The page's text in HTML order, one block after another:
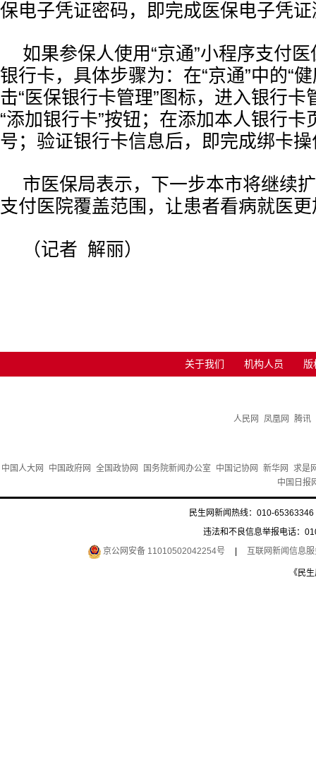
保电子凭证密码，即完成医保电子凭
如果参保人使用“京通”小程序支付
银行卡，具体步骤为：在“京通”中的“
击“医保银行卡管理”图标，进入银行卡
“添加银行卡”按钮；在添加本人银行卡
号；验证银行卡信息后，即完成绑卡
市医保局表示，下一步本市将继续
支付医院覆盖范围，让患者看病就医
（记者 解丽）
关于我们 机构人员 版
人民网 凤凰网 腾讯
中国人大网 中国政府网 全国政协网 国务院新闻办公室 中国记协网 新华网
求是
中国日报
民生网新闻热线：010-
违法和不良信息举报电话：
京公网安备 11010502042254号
互联网新闻信息
《民